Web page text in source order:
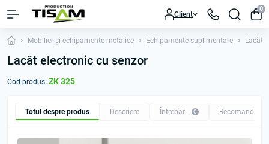
Client
0
Mobilier și echipamente metalice Echipamente suplimentare Lacăt
Lacăt electronic cu senzor
Cod produs: ZK 325
Totul despre produs Descriere Întrebări 0 Recomandăm